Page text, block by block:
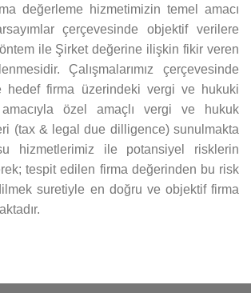
değerleme hizmetimizin temel amacı
çerçevesinde objektif verilere
ile Şirket değerine ilişkin fikir veren
Çalışmalarımız çerçevesinde
hedef firma üzerindeki vergi ve hukuki
özel amaçlı vergi ve hukuk
(tax & legal due dilligence) sunulmakta
hizmetlerimiz ile potansiyel risklerin
tespit edilen firma değerinden bu risk
suretiyle en doğru ve objektif firma